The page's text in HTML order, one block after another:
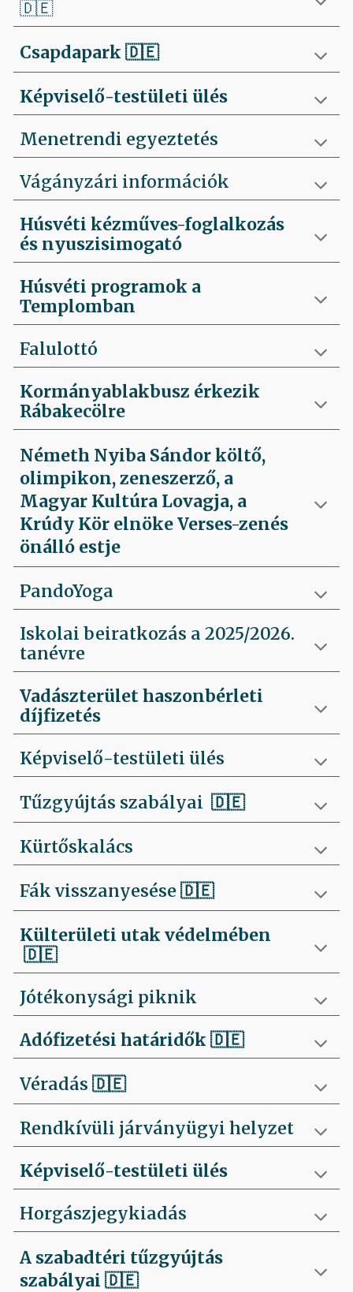
🇩🇪
Csapdapark 🇩🇪
Képviselő-testületi ülés
Menetrendi egyeztetés
Vágányzári információk
Húsvéti kézműves-foglalkozás
és nyuszisimogató
Húsvéti programok a
Templomban
Falulottó
Kormányablakbusz érkezik
Rábakecölre
Németh Nyiba Sándor költő,
olimpikon, zeneszerző, a
Magyar Kultúra Lovagja, a
Krúdy Kör elnöke Verses-zenés
önálló estje
PandoYoga
Iskolai beiratkozás a 2025/2026.
tanévre
Vadászterület haszonbérleti
díjfizetés
Képviselő-testületi ülés
Tűzgyújtás szabályai🇩🇪
Kürtőskalács
Fák visszanyesése🇩🇪
Külterületi utak védelmében
🇩🇪
Jótékonysági piknik
Adófizetési határidők🇩🇪
Véradás🇩🇪
Rendkívüli járványügyi helyzet
Képviselő-testületi ülés
Horgászjegykiadás
A szabadtéri tűzgyújtás
szabályai 🇩🇪